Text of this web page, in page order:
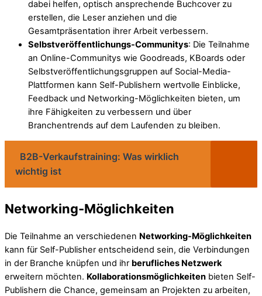
dabei helfen, optisch ansprechende Buchcover zu
erstellen, die Leser anziehen und die
Gesamtpräsentation ihrer Arbeit verbessern.
Selbstveröffentlichungs-Communitys: Die Teilnahme
an Online-Communitys wie Goodreads, KBoards oder
Selbstveröffentlichungsgruppen auf Social-Media-
Plattformen kann Self-Publishern wertvolle Einblicke,
Feedback und Networking-Möglichkeiten bieten, um
ihre Fähigkeiten zu verbessern und über
Branchentrends auf dem Laufenden zu bleiben.
B2B-Verkaufstraining: Was wirklich
wichtig ist
Networking-Möglichkeiten
Die Teilnahme an verschiedenen Networking-Möglichkeiten
kann für Self-Publisher entscheidend sein, die Verbindungen
in der Branche knüpfen und ihr berufliches Netzwerk
erweitern möchten. Kollaborationsmöglichkeiten bieten Self-
Publishern die Chance, gemeinsam an Projekten zu arbeiten,